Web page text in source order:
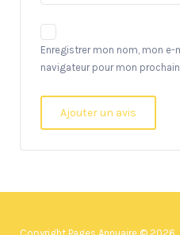
Enregistrer mon nom, mon
navigateur pour mon